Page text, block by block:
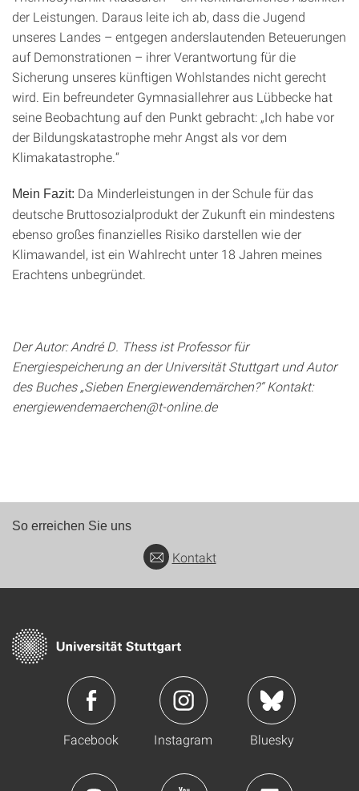
der Leistungen. Daraus leite ich ab, dass die Jugend
unseres Landes – entgegen anderslautenden Beteuerungen
auf Demonstrationen – ihrer Verantwortung für die
Sicherung unseres künftigen Wohlstandes nicht gerecht
wird. Ein befreundeter Gymnasiallehrer aus Lübbecke hat
seine Beobachtung auf den Punkt gebracht: „Ich habe vor
der Bildungskatastrophe mehr Angst als vor dem
Klimakatastrophe.“
Mein Fazit: Da Minderleistungen in der Schule für das
deutsche Bruttosozialprodukt der Zukunft ein mindestens
ebenso großes finanzielles Risiko darstellen wie der
Klimawandel, ist ein Wahlrecht unter 18 Jahren meines
Erachtens unbegründet.
Der Autor: André D. Thess ist Professor für
Energiespeicherung an der Universität Stuttgart und Autor
des Buches „Sieben Energiewendemärchen?“ Kontakt:
energiewendemaerchen@t-online.de
So erreichen Sie uns
Kontakt
Facebook Instagram Bluesky